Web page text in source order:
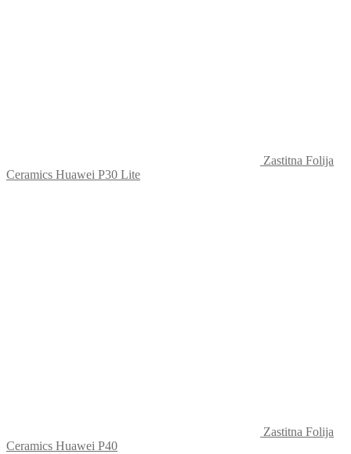
Zastitna Folija
Ceramics Huawei P30 Lite
Zastitna Folija
Ceramics Huawei P40